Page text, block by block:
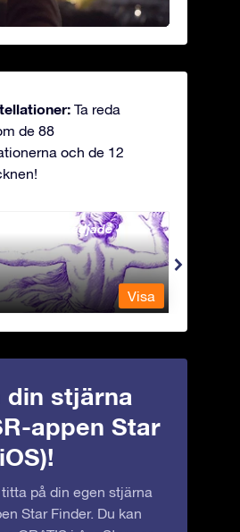
Ta reda
de 88
och de 12
- Den fastkedjade
Visa
din stjärna
appen Star
på din egen stjärna
Star Finder. Du kan